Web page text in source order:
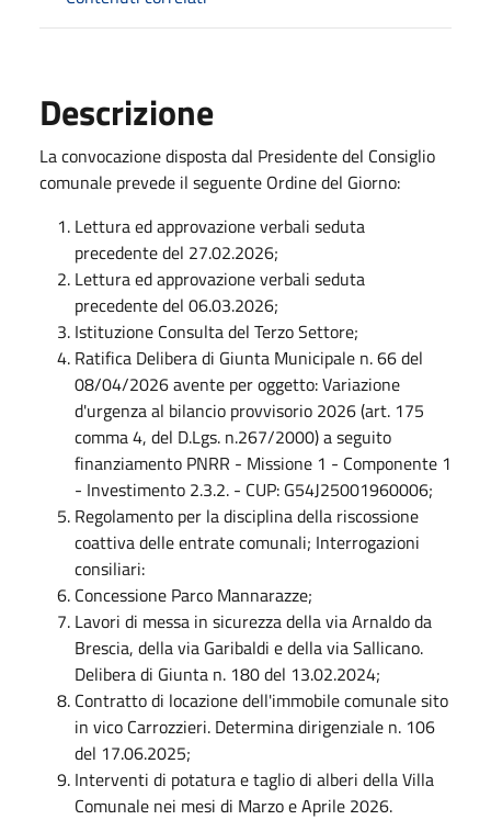
Descrizione
La convocazione disposta dal Presidente del Consiglio
comunale prevede il seguente Ordine del Giorno:
Lettura ed approvazione verbali seduta
precedente del 27.02.2026;
Lettura ed approvazione verbali seduta
precedente del 06.03.2026;
Istituzione Consulta del Terzo Settore;
Ratifica Delibera di Giunta Municipale n. 66 del
08/04/2026 avente per oggetto: Variazione
d'urgenza al bilancio provvisorio 2026 (art. 175
comma 4, del D.Lgs. n.267/2000) a seguito
finanziamento PNRR - Missione 1 - Componente 1
- Investimento 2.3.2. - CUP: G54J25001960006;
Regolamento per la disciplina della riscossione
coattiva delle entrate comunali; Interrogazioni
consiliari:
Concessione Parco Mannarazze;
Lavori di messa in sicurezza della via Arnaldo da
Brescia, della via Garibaldi e della via Sallicano.
Delibera di Giunta n. 180 del 13.02.2024;
Contratto di locazione dell'immobile comunale sito
in vico Carrozzieri. Determina dirigenziale n. 106
del 17.06.2025;
Interventi di potatura e taglio di alberi della Villa
Comunale nei mesi di Marzo e Aprile 2026.